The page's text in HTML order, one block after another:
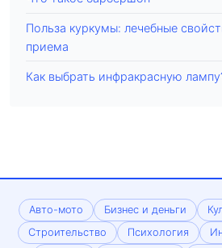
Польза куркумы: лечебные
приема
Как выбрать инфракрасную
Авто-мото Бизнес и деньги
Строительство
Психология